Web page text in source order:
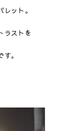
ット。
ラストを
。